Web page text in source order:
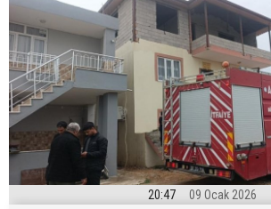
20:47 09 Ocak 2026